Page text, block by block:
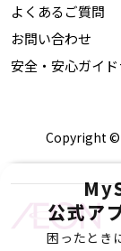
公式ア
困ったとき
よくあるご質問
お問い合わせ
安全・安心ガイ
Copyright ©